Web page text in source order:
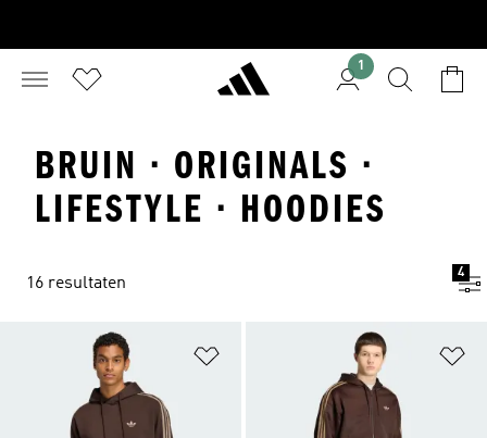
1
BRUIN · ORIGINALS ·
LIFESTYLE · HOODIES
16 resultaten
4
Op verlanglijst zetten